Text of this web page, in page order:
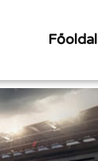
Főoldal